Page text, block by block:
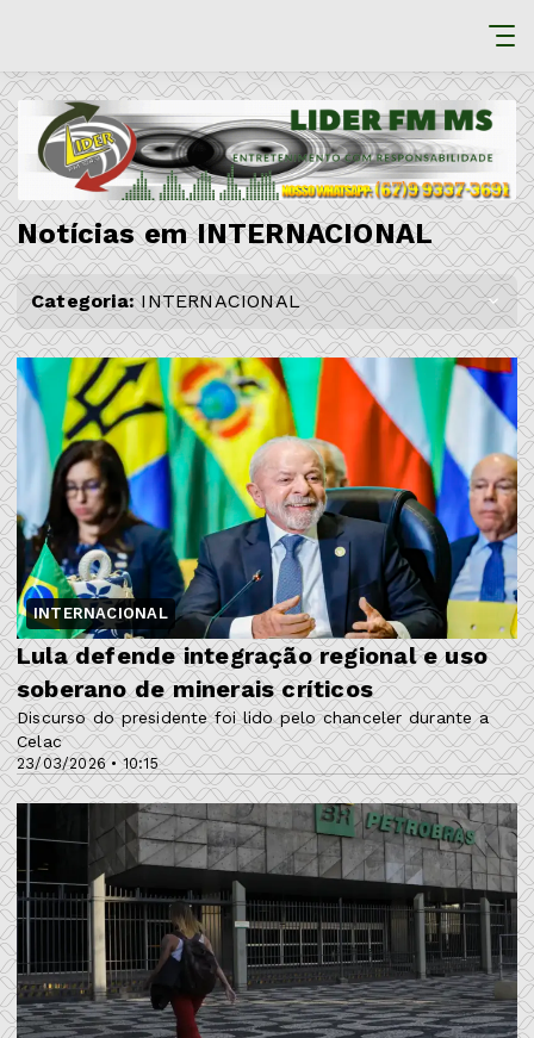
Notícias em INTERNACIONAL
Categoria: INTERNACIONAL
INTERNACIONAL
23/03/2026 • 10:15
Lula defende integração regional e uso
soberano de minerais críticos
Discurso do presidente foi lido pelo chanceler durante a
Celac